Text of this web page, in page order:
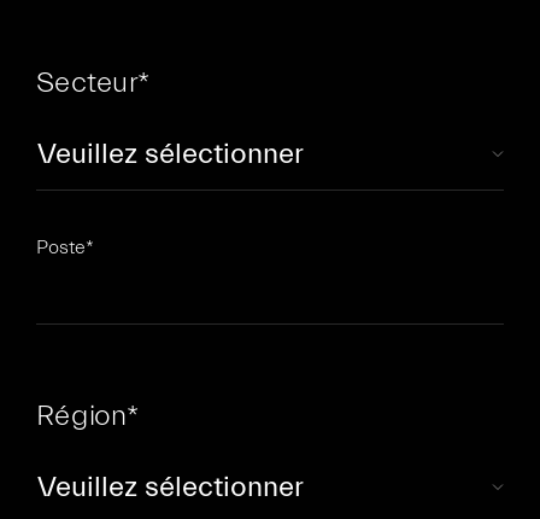
Secteur*
Poste*
Région*